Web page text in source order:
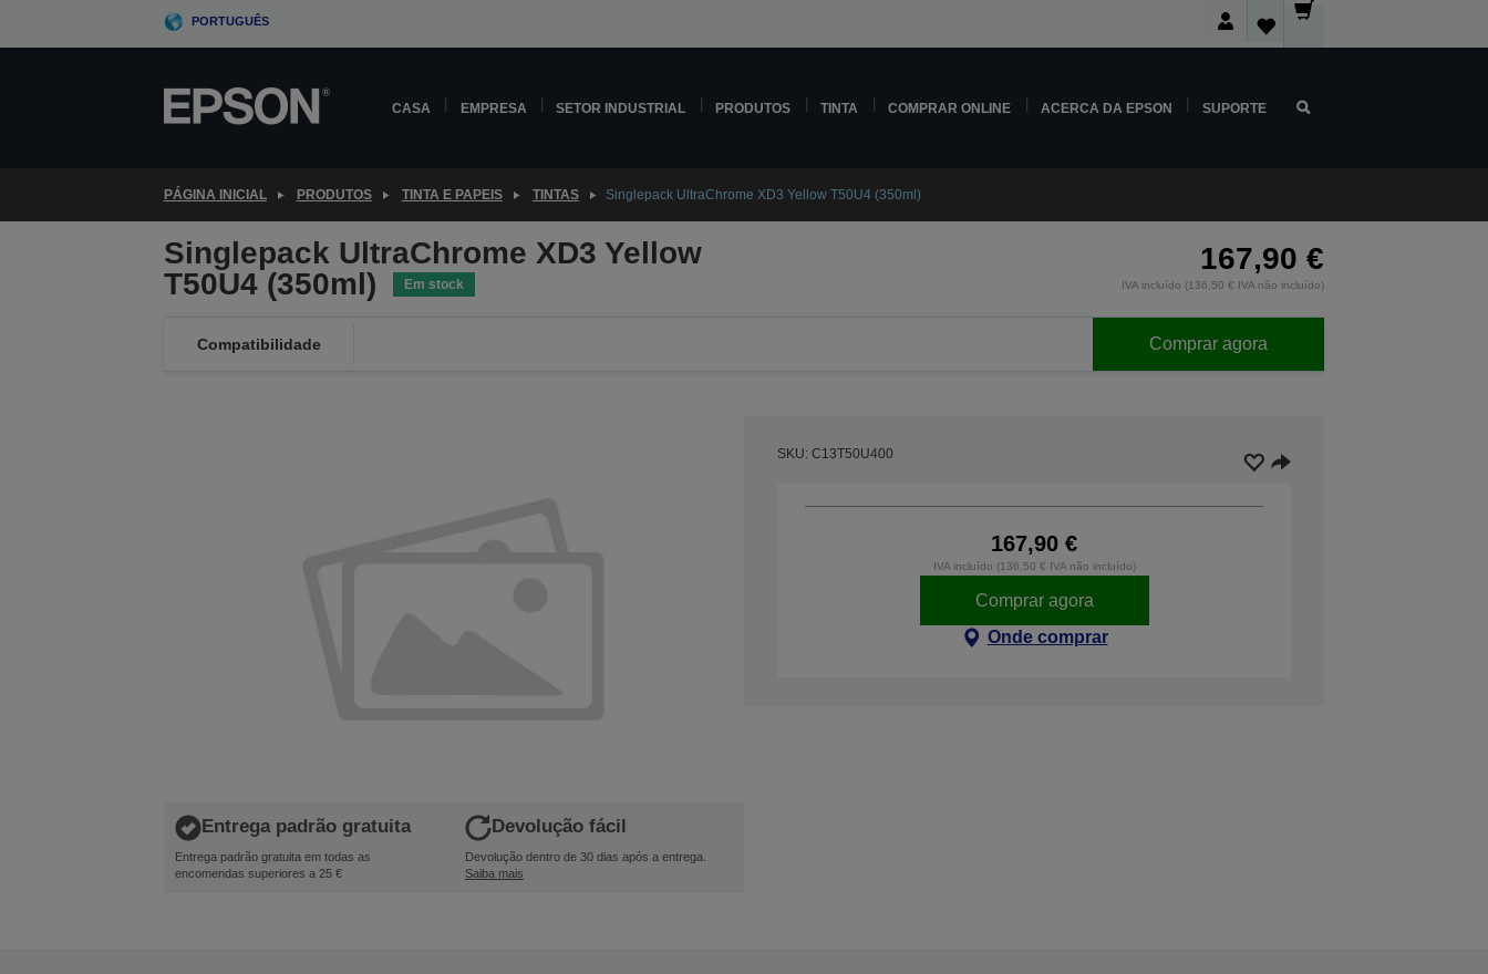
PORTUGUÊS
CASA EMPRESA SETOR INDUSTRIAL PRODUTOS TINTA COMPRAR ONLINE ACERCA DA EPSON SUPORTE
PÁGINA INICIAL PRODUTOS TINTA E PAPEIS TINTAS Singlepack UltraChrome XD3 Yellow T50U4 (350ml)
Singlepack UltraChrome XD3 Yellow
T50U4 (350ml)
Em stock
167,90 €
IVA incluído (136,50 € IVA não incluído)
Compatibilidade Comprar agora
Entrega padrão gratuita
Entrega padrão gratuita em todas as
encomendas superiores a 25 €
Devolução fácil
Devolução dentro de 30 dias após a entrega.
Saiba mais
SKU: C13T50U400
167,90 €
IVA incluído (136,50 € IVA não incluído)
Comprar agora
Onde comprar